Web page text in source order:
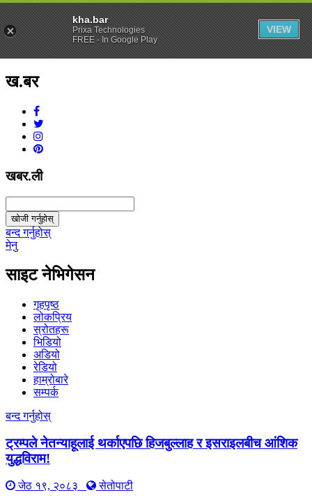
ख.बर
खबर.ली
खोजी गर्नुहोस्
बन्द गर्नुहोस्
मेनु
साइट नेभिगेसन
गृहपृष्ठ
लोकप्रिय
स्रोतहरू
भिडियो
अडियो
रेडियो
हाम्रोबारे
सम्पर्क
बन्द गर्नुहोस्
ट्रम्पले नेतन्याहूलाई थर्काएपछि हिजबुल्लाह र इसराइलबीच आंशिक
युद्धविराम!
जेठ १९, २०८३
सेतोपाटी
kha.bar
Prixa Technologies
FREE - In Google Play
VIEW